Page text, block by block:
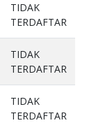
TIDAK
TERDAFTAR
TIDAK
TERDAFTAR
TIDAK
TERDAFTAR